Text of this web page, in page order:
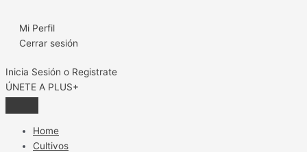
Mi Perfil
Cerrar sesión
Inicia Sesión o Registrate
ÚNETE A PLUS+
Home
Cultivos